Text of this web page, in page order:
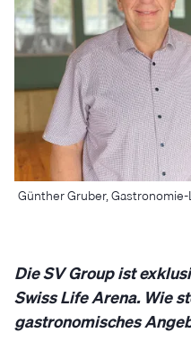
Günther Gruber,
Die SV Group ist
Swiss Life Arena. Wie
gastronomisches